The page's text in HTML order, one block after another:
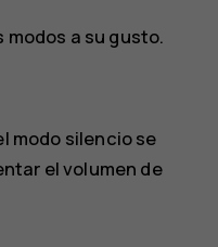
a su gusto.
modo silencio se
el volumen de